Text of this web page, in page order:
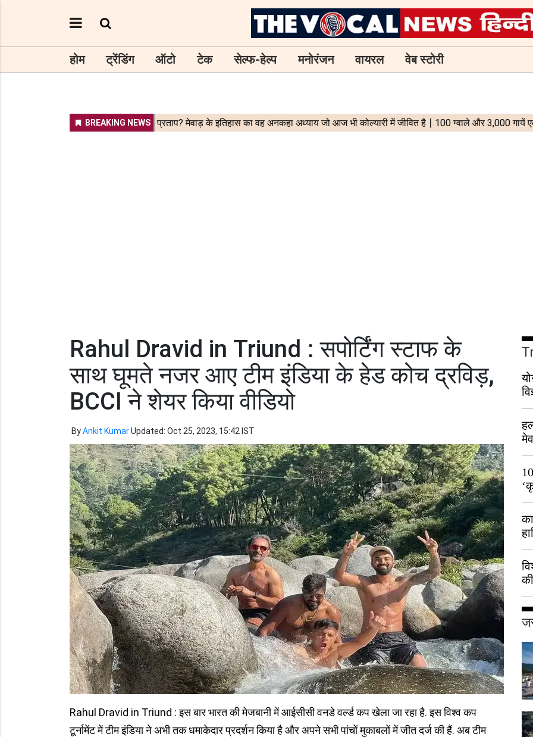
होम ट्रेंडिंग ऑटो टेक सेल्फ-हेल्प मनोरंजन वायरल वेब स्टोरी
Rahul Dravid in Triund : सपोर्टिंग स्टाफ के
साथ घूमते नजर आए टीम इंडिया के हेड कोच द्रविड़,
BCCI ने शेयर किया वीडियो
ByAnkit KumarUpdated: Oct 25, 2023, 15:42 IST
Rahul Dravid in Triund : इस बार भारत की मेजबानी में आईसीसी वनडे वर्ल्ड कप खेला जा रहा है. इस विश्व कप
टूर्नामेंट में टीम इंडिया ने अभी तक धमाकेदार प्रदर्शन किया है और अपने सभी पांचों मुकाबलों में जीत दर्ज की हैं. अब टीम
हुई